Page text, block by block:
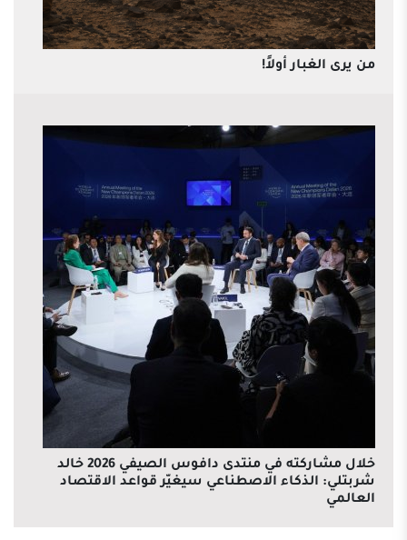
من يرى الغبار أولاً!
خلال مشاركته في منتدى دافوس الصيفي 2026 خالد
شربتلي: الذكاء الاصطناعي سيغيّر قواعد الاقتصاد
العالمي